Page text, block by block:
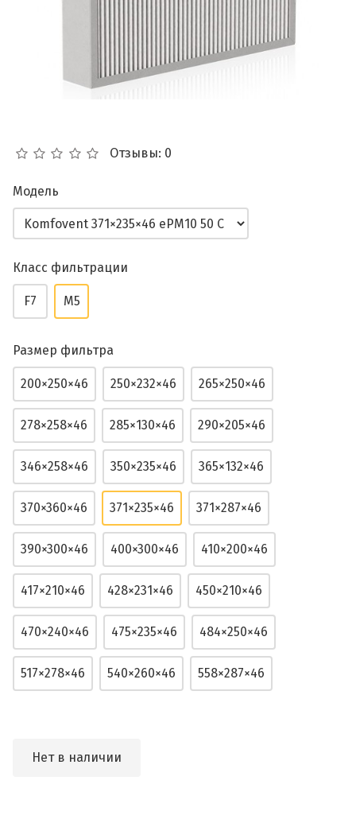
Отзывы: 0
Модель
Класс фильтрации
F7 M5
Размер фильтра
200×250×46 250×232×46 265×250×46
278×258×46 285×130×46 290×205×46
346×258×46 350×235×46 365×132×46
370×360×46 371×235×46 371×287×46
390×300×46 400×300×46 410×200×46
417×210×46 428×231×46 450×210×46
470×240×46 475×235×46 484×250×46
517×278×46 540×260×46 558×287×46
Нет в наличии